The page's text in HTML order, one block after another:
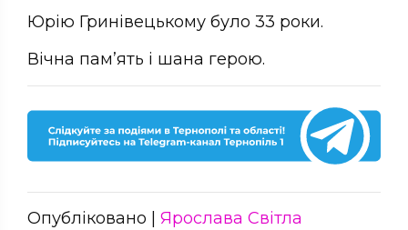
Юрію Гринівецькому було 33 роки.
Вічна пам’ять і шана герою.
Опубліковано | Ярослава Світла